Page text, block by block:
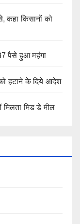
कहा किसानों को
पैसे हुआ महंगा
को हटाने के दिये आदेश
मिड डे मील